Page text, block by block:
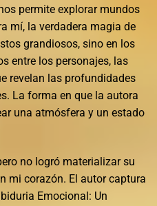
permite explorar mundos
mí, la verdadera magia de
grandiosos, sino en los
entre los personajes, las
revelan las profundidades
La forma en que la autora
una atmósfera y un estado
no logró materializar su
mi corazón. El autor captura
Emocional: Un